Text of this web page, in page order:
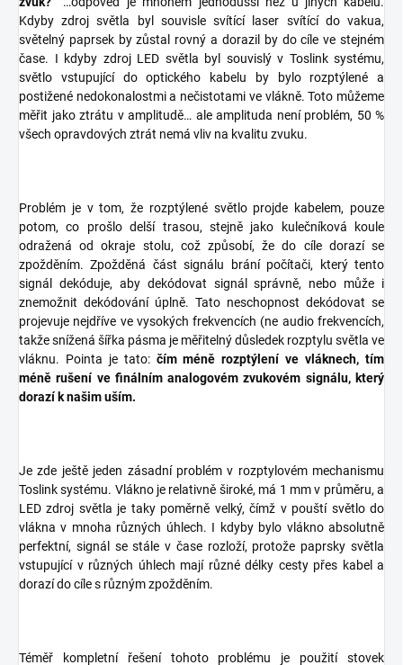
Kdyby zdroj světla byl souvisle svítící laser svítící do vakua,
světelný paprsek by zůstal rovný a dorazil by do cíle ve stejném
čase. I kdyby zdroj LED světla byl souvislý v Toslink systému,
světlo vstupující do optického kabelu by bylo rozptýlené a
postižené nedokonalostmi a nečistotami ve vlákně. Toto můžeme
měřit jako ztrátu v amplitudě… ale amplituda není problém, 50 %
všech opravdových ztrát nemá vliv na kvalitu zvuku.
Problém je v tom, že rozptýlené světlo projde kabelem, pouze
potom, co prošlo delší trasou, stejně jako kulečníková koule
odražená od okraje stolu, což způsobí, že do cíle dorazí se
zpožděním. Zpožděná část signálu brání počítači, který tento
signál dekóduje, aby dekódovat signál správně, nebo může i
znemožnit dekódování úplně. Tato neschopnost dekódovat se
projevuje nejdříve ve vysokých frekvencích (ne audio frekvencích,
takže snížená šířka pásma je měřitelný důsledek rozptylu světla ve
vláknu. Pointa je tato: čím méně rozptýlení ve vláknech, tím
méně rušení ve finálním analogovém zvukovém signálu, který
dorazí k našim uším.
Je zde ještě jeden zásadní problém v rozptylovém mechanismu
Toslink systému. Vlákno je relativně široké, má 1 mm v průměru, a
LED zdroj světla je taky poměrně velký, čímž v pouští světlo do
vlákna v mnoha různých úhlech. I kdyby bylo vlákno absolutně
perfektní, signál se stále v čase rozloží, protože paprsky světla
vstupující v různých úhlech mají různé délky cesty přes kabel a
dorazí do cíle s různým zpožděním.
Téměř kompletní řešení tohoto problému je použití stovek